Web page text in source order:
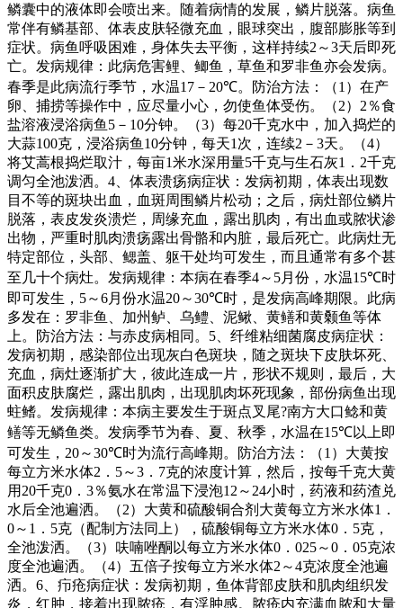
鳞囊中的液体即会喷出来。随着病情的发展，鳞片脱落。病鱼
常伴有鳞基部、体表皮肤轻微充血，眼球突出，腹部膨胀等到
症状。病鱼呼吸困难，身体失去平衡，这样持续2 ～3天后即死
亡。发病规律：此病危害鲤、鲫鱼，草鱼和罗非鱼亦会发病。
春季是此病流行季节，水温17 － 20℃。防治方法：（1 ）在产
卵、捕捞等操作中，应尽量小心，勿使鱼体受伤。（2） 2 ％食
盐溶液浸浴病鱼 5 － 10分钟。（3）每20千克水中，加入捣烂的
大蒜100克，浸浴病鱼 10分钟，每天1 次，连续2 － 3天。（4）
将艾蒿根捣烂取汁，每亩1米水深用量5千克与生石灰1 ． 2千克
调匀全池泼洒。 4 、体表溃疡病症状：发病初期，体表出现数
目不等的斑块出血，血斑周围鳞片松动；之后，病灶部位鳞片
脱落，表皮发炎溃烂，周缘充血，露出肌肉，有出血或脓状渗
出物，严重时肌肉溃疡露出骨骼和内脏，最后死亡。此病灶无
特定部位，头部、鳃盖、躯干处均可发生，而且通常有多个甚
至几十个病灶。发病规律：本病在春季4～ 5月份，水温15℃时
即可发生， 5～6月份水温20～30℃时，是发病高峰期限。此病
多发在：罗非鱼、加州鲈、乌鳢、泥鳅、黄鳝和黄颡鱼等体
上。防治方法：与赤皮病相同。 5 、纤维粘细菌腐皮病症状：
发病初期，感染部位出现灰白色斑块，随之斑块下皮肤坏死、
充血，病灶逐渐扩大，彼此连成一片，形状不规则，最后，大
面积皮肤腐烂，露出肌肉，出现肌肉坏死现象，部份病鱼出现
蛀鳍。发病规律：本病主要发生于斑点叉尾?南方大口鲶和黄
鳝等无鳞鱼类。发病季节为春、夏、秋季，水温在15℃以上即
可发生， 20～30℃时为流行高峰期。防治方法：（1 ）大黄按
每立方米水体2 ． 5～3 ． 7克的浓度计算，然后，按每千克大黄
用 20千克0 ． 3％氨水在常温下浸泡12 ～ 24小时，药液和药渣兑
水后全池遍洒。（2）大黄和硫酸铜合剂大黄每立方米水体1 ．
0～ 1 ． 5克（配制方法同上），硫酸铜每立方米水体0 ． 5克，
全池泼洒。（3）呋喃唑酮以每立方米水体0 ． 025～0 ． 05克浓
度全池遍洒。（4）五倍子按每立方米水体2 ～4克浓度全池遍
洒。 6 、疖疮病症状：发病初期，鱼体背部皮肤和肌肉组织发
炎，红肿，接着出现脓疮，有浮肿感。脓疮内充满血脓和大量